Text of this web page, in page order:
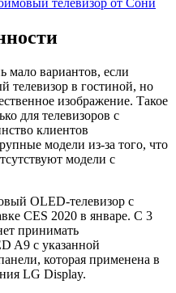
мало вариантов, если
телевизор в гостиной, но
изображение. Такое
для телевизоров с
клиентов
модели из-за того, что
модели с
OLED-телевизор с
CES 2020 в январе. С 3
принимать
A9 с указанной
которая применена в
LG Display.